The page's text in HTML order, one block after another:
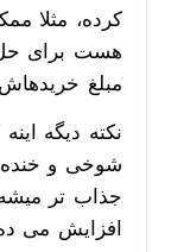
کرده، مثلا
هست برای
مبلغ خریدهاش یک
نکته دیگه
شوخی و خنده
جذاب تر میشه
افزایش می